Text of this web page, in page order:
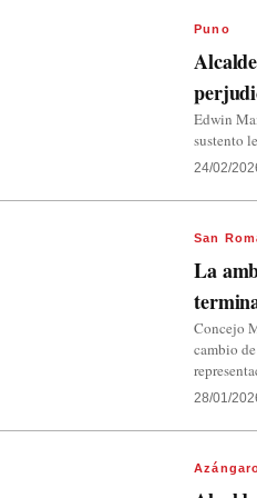
Puno
Edwin
sustento
24/02/
San
La
Concejo
cambio
28/01/